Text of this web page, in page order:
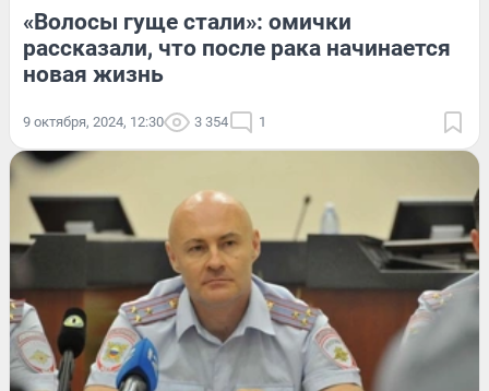
«Волосы гуще стали»: омички
рассказали, что после рака начинается
новая жизнь
9 октября, 2024, 12:30 3 354 1